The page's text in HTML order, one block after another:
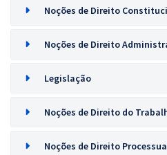
Noções de Direito
Noções de Direito
Legislação
Noções de Direito do
Noções de Direito